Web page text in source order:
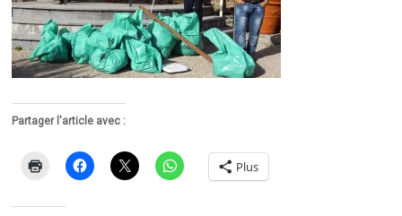
Partager l'article avec :
Plus